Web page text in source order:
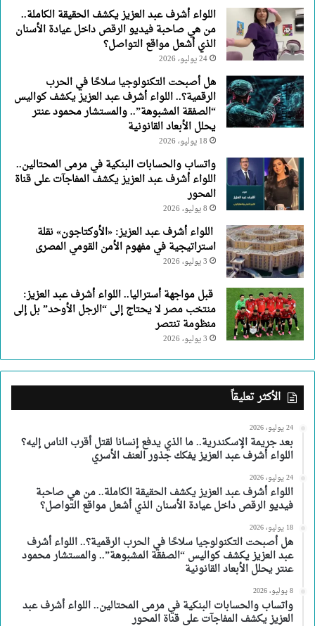
اللواء أشرف عبد العزيز يكشف الحقيقة الكاملة..
من هي صاحبة فيديو الرقص داخل عيادة الأسنان
الذي أشعل مواقع التواصل؟
24 يوليو، 2026
هل أصبحت التكنولوجيا سلاحًا في الحرب
الرقمية؟.. اللواء أشرف عبد العزيز يكشف كواليس
“الصفقة المشبوهة”.. والمستشار محمود عنتر
يحلل الأبعاد القانونية
18 يوليو، 2026
واتساب والحسابات البنكية في مرمى المحتالين..
اللواء أشرف عبد العزيز يكشف المفاجآت على قناة
المحور
8 يوليو، 2026
اللواء أشرف عبد العزيز: «الأوكتاجون» نقلة
استراتيجية في مفهوم الأمن القومي المصرى
3 يوليو، 2026
قبل مواجهة أستراليا.. اللواء أشرف عبد العزيز:
منتخب مصر لا يحتاج إلى “الرجل الأوحد” بل إلى
منظومة تنتصر
3 يوليو، 2026
الأكثر تعليقاً
24 يوليو، 2026
بعد جريمة الإسكندرية.. ما الذي يدفع إنسانا لقتل أقرب الناس إليه؟
اللواء أشرف عبد العزيز يفكك جذور العنف الأسري
24 يوليو، 2026
اللواء أشرف عبد العزيز يكشف الحقيقة الكاملة.. من هي صاحبة
فيديو الرقص داخل عيادة الأسنان الذي أشعل مواقع التواصل؟
18 يوليو، 2026
هل أصبحت التكنولوجيا سلاحًا في الحرب الرقمية؟.. اللواء أشرف
عبد العزيز يكشف كواليس “الصفقة المشبوهة”.. والمستشار محمود
عنتر يحلل الأبعاد القانونية
8 يوليو، 2026
واتساب والحسابات البنكية في مرمى المحتالين.. اللواء أشرف عبد
العزيز يكشف المفاجآت على قناة المحور